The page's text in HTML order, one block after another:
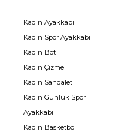
Kadın Ayakkabı
Kadın Spor Ayakkabı
Kadın Bot
Kadın Çizme
Kadın Sandalet
Kadın Günlük Spor
Ayakkabı
Kadın Basketbol